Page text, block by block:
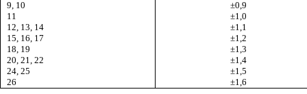
9, 10
±0,9
11
±1,0
12, 13, 14
±1,1
15, 16, 17
±1,2
18, 19
±1,3
20, 21, 22
±1,4
24, 25
±1,5
26
±1,6